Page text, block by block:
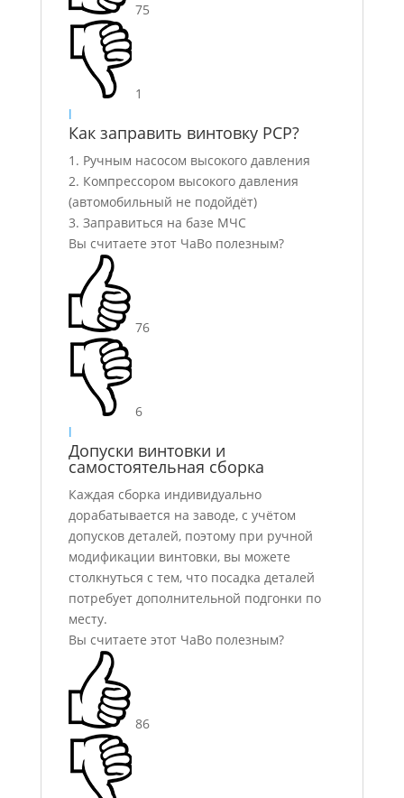
75
1
l
Как заправить винтовку PCP?
1. Ручным насосом высокого давления
2. Компрессором высокого давления
(автомобильный не подойдёт)
3. Заправиться на базе МЧС
Вы считаете этот ЧаВо полезным?
76
6
l
Допуски винтовки и
самостоятельная сборка
Каждая сборка индивидуально
дорабатывается на заводе, с учётом
допусков деталей, поэтому при ручной
модификации винтовки, вы можете
столкнуться с тем, что посадка деталей
потребует дополнительной подгонки по
месту.
Вы считаете этот ЧаВо полезным?
86